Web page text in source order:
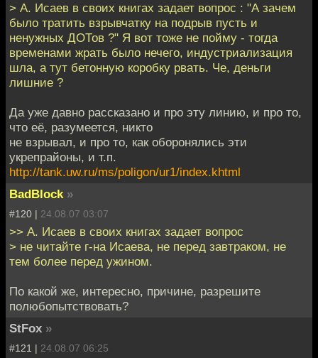
> А. Исаев в своих книгах задает вопрос : "А зачем
было тратить взрывчатку на подрыв пусть и
ненужных ДОТов ?" Я вот тоже не пойму - тогда
временами жрать было нечего, индустриализация
шла, а тут бетонную коробку рвать. Че, деньги
лишние ?
Да уже давно рассказано и про эту линию, и про то,
что её, разумеется, никто
не взрывал, и про то, как оборонялись эти
укрепрайоны, и т.п.
http://tank.uw.ru/ms/poligon/ur1/index.khtml
BadBlock »
#120 | 24.08.07 03:07
>> А. Исаев в своих книгах задает вопрос
> не читайте г-на Исаева, не перед завтраком, не
тем более перед ужином.
По какой же, интересно, причине, разрешите
полюбопытствовать?
StFox »
#121 | 24.08.07 06:25